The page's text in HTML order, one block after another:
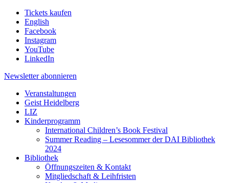
Tickets kaufen
English
Facebook
Instagram
YouTube
LinkedIn
Newsletter abonnieren
Veranstaltungen
Geist Heidelberg
LIZ
Kinderprogramm
International Children’s Book Festival
Summer Reading – Lesesommer der DAI Bibliothek
2024
Bibliothek
Öffnungszeiten & Kontakt
Mitgliedschaft & Leihfristen